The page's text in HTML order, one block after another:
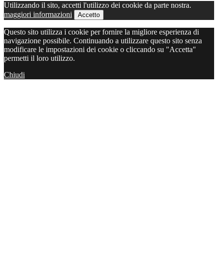
Utilizzando il sito, accetti l'utilizzo dei cookie da parte nostra.
maggiori informazioni
Accetto
Questo sito utilizza i cookie per fornire la migliore esperienza di
navigazione possibile. Continuando a utilizzare questo sito senza
modificare le impostazioni dei cookie o cliccando su "Accetta"
permetti il loro utilizzo.
Chiudi